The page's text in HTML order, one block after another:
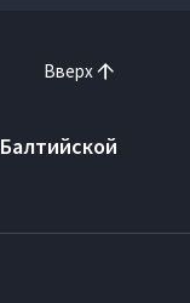
Вверх